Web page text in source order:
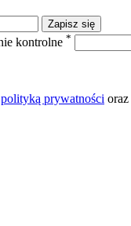
Zapisz się
kontrolne *
polityką prywatności oraz